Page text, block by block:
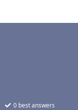
0 best answers